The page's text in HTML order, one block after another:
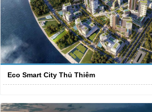
Eco Smart City Thủ Thiêm